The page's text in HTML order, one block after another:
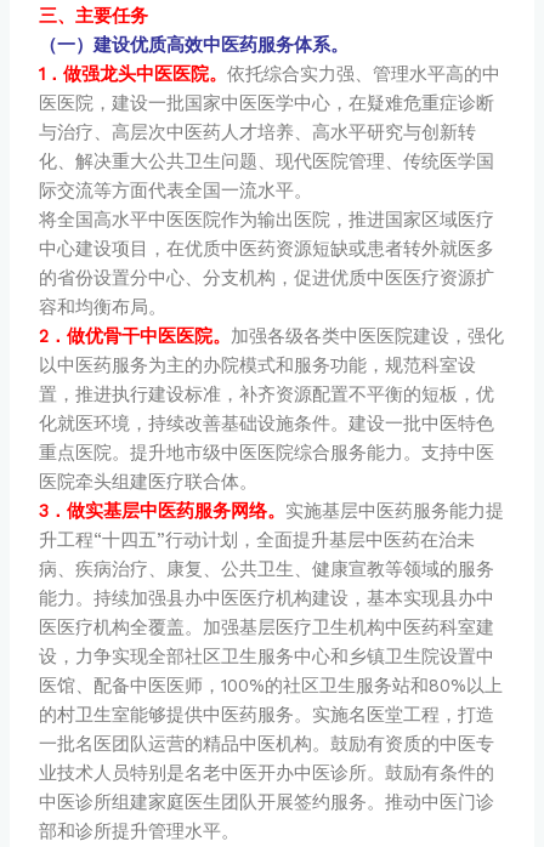
三、主要任务
（一）建设优质高效中医药服务体系。
1．做强龙头中医医院。依托综合实力强、管理水平高的中
医医院，建设一批国家中医医学中心，在疑难危重症诊断
与治疗、高层次中医药人才培养、高水平研究与创新转
化、解决重大公共卫生问题、现代医院管理、传统医学国
际交流等方面代表全国一流水平。
将全国高水平中医医院作为输出医院，推进国家区域医疗
中心建设项目，在优质中医药资源短缺或患者转外就医多
的省份设置分中心、分支机构，促进优质中医医疗资源扩
容和均衡布局。
2．做优骨干中医医院。 加强各级各类中医医院建设，强化
以中医药服务为主的办院模式和服务功能，规范科室设
置，推进执行建设标准，补齐资源配置不平衡的短板，优
化就医环境，持续改善基础设施条件。建设一批中医特色
重点医院。提升地市级中医医院综合服务能力。支持中医
医院牵头组建医疗联合体。
3．做实基层中医药服务网络。 实施基层中医药服务能力提
升工程“十四五”行动计划，全面提升基层中医药在治未
病、疾病治疗、康复、公共卫生、健康宣教等领域的服务
能力。持续加强县办中医医疗机构建设，基本实现县办中
医医疗机构全覆盖。加强基层医疗卫生机构中医药科室建
设，力争实现全部社区卫生服务中心和乡镇卫生院设置中
医馆、配备中医医师，100%的社区卫生服务站和80%以上
的村卫生室能够提供中医药服务。实施名医堂工程，打造
一批名医团队运营的精品中医机构。鼓励有资质的中医专
业技术人员特别是名老中医开办中医诊所。鼓励有条件的
中医诊所组建家庭医生团队开展签约服务。推动中医门诊
部和诊所提升管理水平。